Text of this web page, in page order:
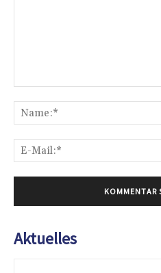
Aktuelles